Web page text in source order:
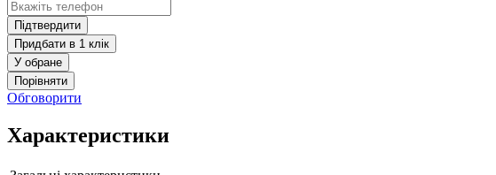
Підтвердити
Придбати в 1 клік
У обране
Порівняти
Обговорити
Характеристики